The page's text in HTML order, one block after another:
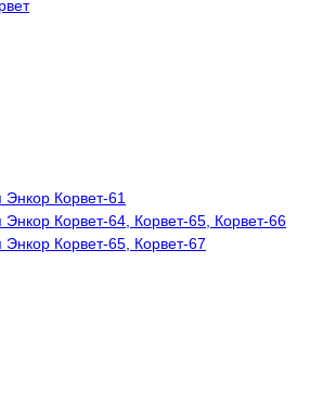
Энкор Корвет-61
Энкор Корвет-64, Корвет-65, Корвет-66
Энкор Корвет-65, Корвет-67